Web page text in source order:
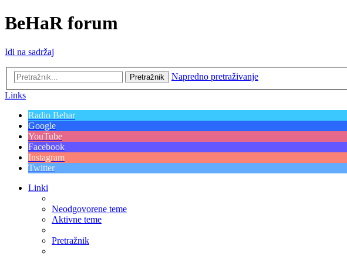
BeHaR forum
Idi na sadržaj
Pretražnik
Napredno pretraživanje
Links
Radio Behar
Google
YouTube
Facebook
Instagram
Twitter
Linki
Neodgovorene teme
Aktivne teme
Pretražnik